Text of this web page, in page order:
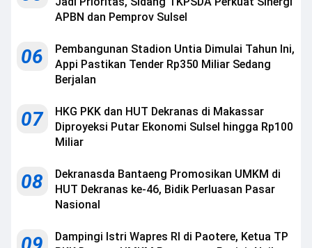
APBN dan Pemprov Sulsel
06
Pembangunan Stadion Untia Dimulai Tahun Ini,
Appi Pastikan Tender Rp350 Miliar Sedang
Berjalan
07
HKG PKK dan HUT Dekranas di Makassar
Diproyeksi Putar Ekonomi Sulsel hingga Rp100
Miliar
08
Dekranasda Bantaeng Promosikan UMKM di
HUT Dekranas ke-46, Bidik Perluasan Pasar
Nasional
Dampingi Istri Wapres RI di Paotere, Ketua TP